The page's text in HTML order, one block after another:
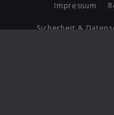
Impressum
Sicherheit &